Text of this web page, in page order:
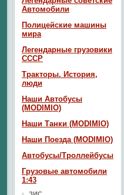
Автомобили
Полицейские машины
мира
Легендарные грузовики
СССР
Тракторы. История,
люди
Наши Автобусы
(MODIMIO)
Наши Танки (MODIMIO)
Наши Поезда (MODIMIO)
Автобусы/Троллейбусы
Грузовые автомобили
1:43